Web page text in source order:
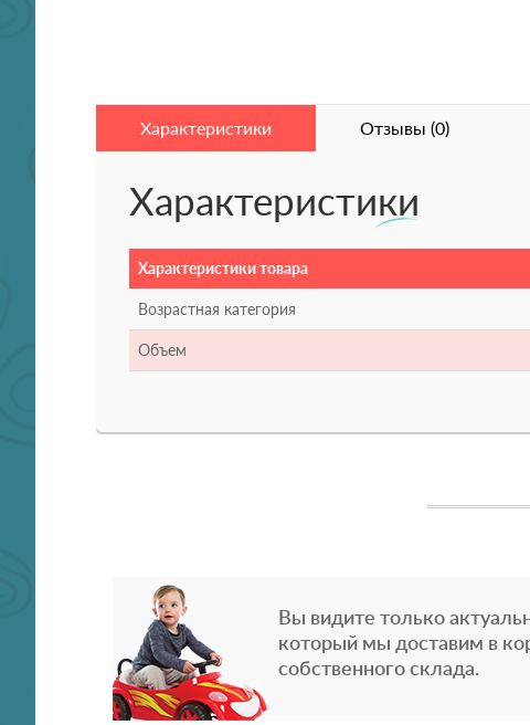
Характеристики Отзывы (0)
Характеристики
Характеристики товара
Возрастная категория
Объем
Вы видите только
который мы доставим в
собственного склада.